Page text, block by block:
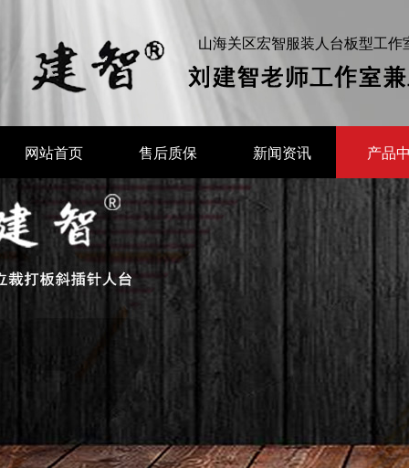
山海关区宏智服装人台板型工作
网站首页 售后质保 新闻资讯 产品